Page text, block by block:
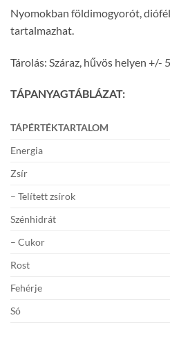
Nyomokban földimogyorót,
tartalmazhat.
Tárolás: Száraz, hűvös helyen +/-
TÁPANYAGTÁBLÁZAT:
TÁPÉRTÉKTARTALOM
Energia
Zsír
– Telített zsírok
Szénhidrát
– Cukor
Rost
Fehérje
Só